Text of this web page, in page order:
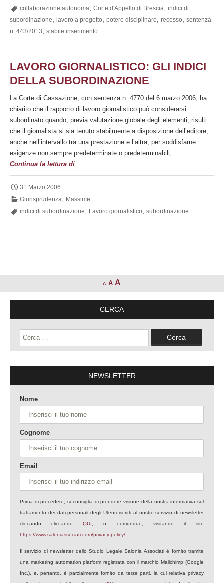
rispetto
a
progetto
collaborazione autonoma Corte d'Appello di Brescia indici di
subordinazione
lavoro a progetto potere disciplinare recesso
sentenza
n. 443/2013
stabile inserimento
LAVORO GIORNALISTICO: GLI INDICI
DELLA SUBORDINAZIONE
La Corte di Cassazione, con sentenza n. 4770 del 6 marzo 2006, ha
chiarito che il rapporto di lavoro giornalistico può considerarsi
subordinato quando, previa valutazione globale degli elementi, risulti
che il giornalista si sia tenuto stabilmente a disposizione dell’editore,
anche nell’intervallo tra una prestazione e l’altra, per soddisfarne
esigenze non sempre predeterminate o predeterminabili, …
Continua la lettura diLavoro
giornalistico:
indici
31 Marzo 2006
Giurisprudenza
Massime
indici di subordinazione
Lavoro giornalistico subordinazione
A A A
CERCA
Ricerca
per:
NEWSLETTER
Nome
Cognome
Email
Prima di procedere, si consiglia di prendere visione della nostra informativa sul
trattamento dei dati personali degli Utenti iscritti al nostro servizio di newsletter
cliccando cliccando QUI , o, comunque, visitando il sito
https://www.saloniassociati.com/privacy-policy/
Il servizio di newsletter dello Studio Legale Salonia Associati è fornito tramite
una marketing automation platform registrata con il marchio Mailchimp (Google
Inc.), e, pertanto, è parzialmente fornito da terze parti, la cui relativa privacy